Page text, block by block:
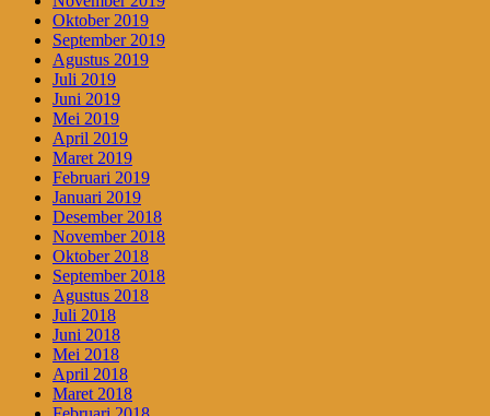
Oktober 2019
September 2019
Agustus 2019
Juli 2019
Juni 2019
Mei 2019
April 2019
Maret 2019
Februari 2019
Januari 2019
Desember 2018
November 2018
Oktober 2018
September 2018
Agustus 2018
Juli 2018
Juni 2018
Mei 2018
April 2018
Maret 2018